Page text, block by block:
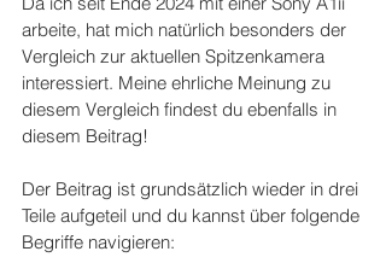
arbeite, hat mich natürlich besonders der
Vergleich zur aktuellen Spitzenkamera
interessiert. Meine ehrliche Meinung zu
diesem Vergleich findest du ebenfalls in
diesem Beitrag!
Der Beitrag ist grundsätzlich wieder in drei
Teile aufgeteil und du kannst über folgende
Begriffe navigieren: